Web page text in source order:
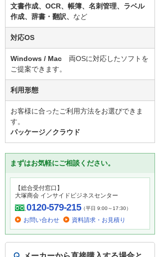
文書作成、OCR、帳簿、名刺管理、ラベル
作成、辞書・翻訳、 など
対応OS
Windows / Mac 両OSに対応したソフトを
ご提案できます。
利用形態
お客様に合ったご利用方法をお選びできま
す。
パッケージ／クラウド
まずはお気軽にご相談ください。
【総合受付窓口】
大塚商会 インサイドビジネスセンター
0120-579-215（平日 9:00～17:30）
お問い合わせ 資料請求・お見積り